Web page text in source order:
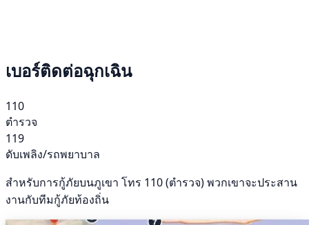
เบอร์ติดต่อฉุกเฉิน
110
ตำรวจ
119
ดับเพลิง/รถพยาบาล
สำหรับการกู้ภัยบนภูเขา โทร 110 (ตำรวจ) พวกเขาจะประสาน
งานกับทีมกู้ภัยท้องถิ่น